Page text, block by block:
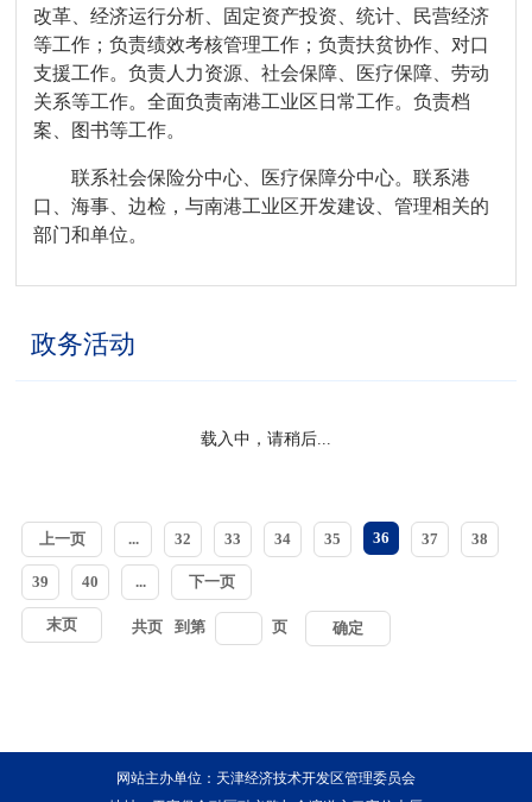
改革、经济运行分析、固定资产投资、统计、民营经济
等工作；负责绩效考核管理工作；负责扶贫协作、对口
支援工作。负责人力资源、社会保障、医疗保障、劳动
关系等工作。全面负责南港工业区日常工作。负责档
案、图书等工作。
联系社会保险分中心、医疗保障分中心。联系港
口、海事、边检，与南港工业区开发建设、管理相关的
部门和单位。
政务活动
载入中，请稍后...
上一页 ... 32 33 34 35 36 37 38
39 40 ... 下一页
末页 共页 到第 页 确定
网站主办单位：天津经济技术开发区管理委员会